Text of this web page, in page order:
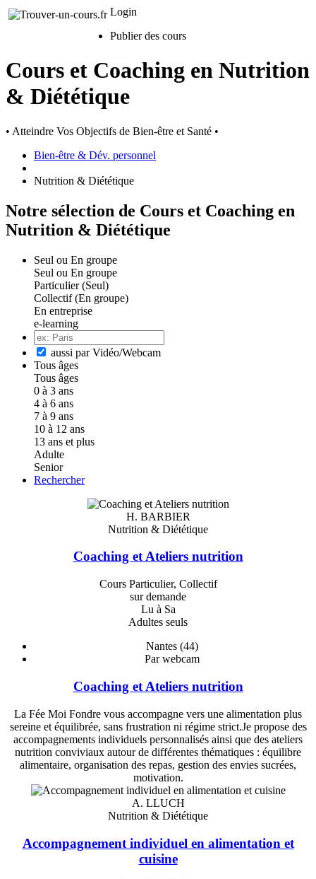
Login
Publier des cours
Cours et Coaching en Nutrition
& Diététique
• Atteindre Vos Objectifs de Bien-être et Santé •
Bien-être & Dév. personnel
Nutrition & Diététique
Notre sélection de Cours et Coaching en
Nutrition & Diététique
Seul ou En groupe
Seul ou En groupe
Particulier (Seul)
Collectif (En groupe)
En entreprise
e-learning
aussi par Vidéo/Webcam
Tous âges
Tous âges
0 à 3 ans
4 à 6 ans
7 à 9 ans
10 à 12 ans
13 ans et plus
Adulte
Senior
Rechercher
H. BARBIER
Nutrition & Diététique
Coaching et Ateliers nutrition
Cours Particulier, Collectif
sur demande
Lu à Sa
Adultes seuls
Nantes (44)
Par webcam
Coaching et Ateliers nutrition
La Fée Moi Fondre vous accompagne vers une alimentation plus
sereine et équilibrée, sans frustration ni régime strict.Je propose des
accompagnements individuels personnalisés ainsi que des ateliers
nutrition conviviaux autour de différentes thématiques : équilibre
alimentaire, organisation des repas, gestion des envies sucrées,
motivation.
A. LLUCH
Nutrition & Diététique
Accompagnement individuel en alimentation et
cuisine